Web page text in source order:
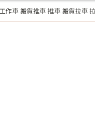
作車 搬貨推車 推車 搬貨拉車